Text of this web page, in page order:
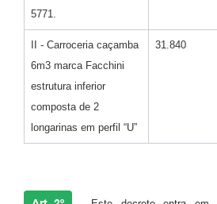
5771.
II - Carroceria caçamba
6m3 marca Facchini
estrutura inferior
composta de 2
longarinas em perfil “U”
31.840